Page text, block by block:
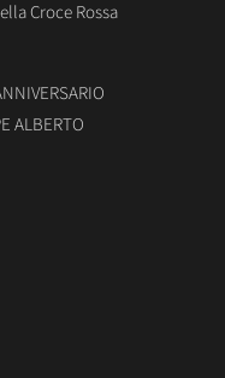
Croce Rossa
ALBERTO